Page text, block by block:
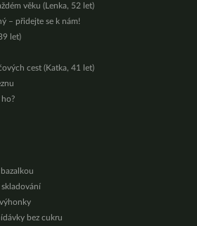
věku (Lenka, 52 let)
– přidejte se k nám!
let)
cest (Katka, 41 let)
skladování
bez cukru